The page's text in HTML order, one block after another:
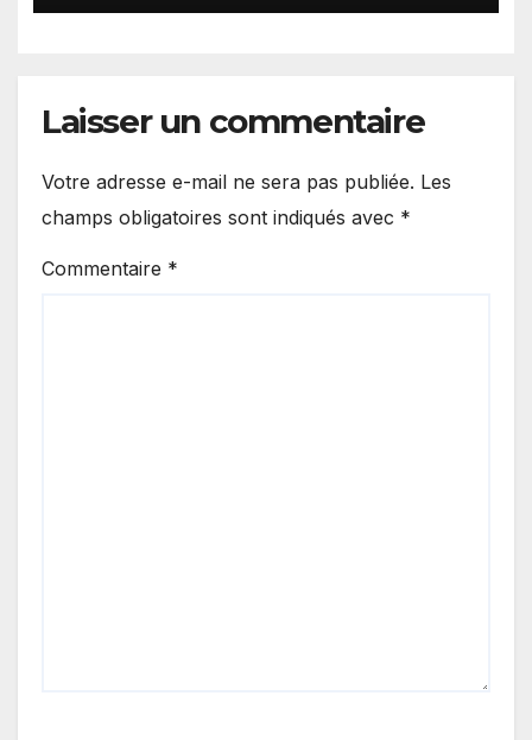
Laisser un commentaire
Votre adresse e-mail ne sera pas publiée. Les
champs obligatoires sont indiqués avec *
Commentaire *